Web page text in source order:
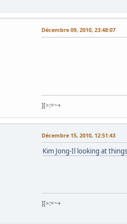
Décembre 09, 2010, 23:48:07
][>:=~+
Décembre 15, 2010, 12:51:43
Kim Jong-Il looking at
][>:=~+